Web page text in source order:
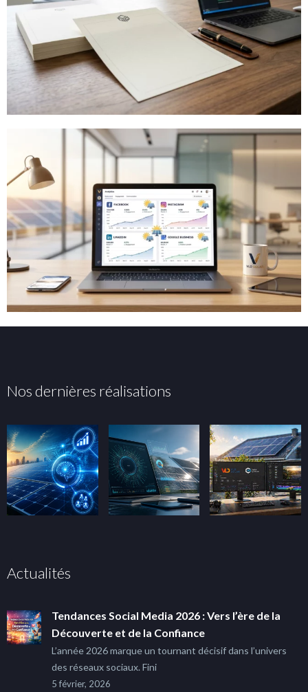
Nos dernières réalisations
Actualités
Tendances Social Media 2026 : Vers l’ère de la
Découverte et de la Confiance
L’année 2026 marque un tournant décisif dans l’univers
des réseaux sociaux. Fini
5 février, 2026